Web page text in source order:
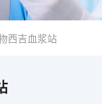
西吉血浆站